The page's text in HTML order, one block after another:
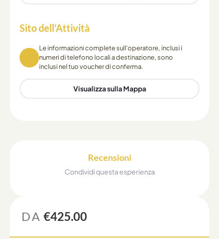
Sito dell'Attività
Le informazioni complete sull'operatore, inclusi i
numeri di telefono locali a destinazione, sono
inclusi nel tuo voucher di conferma.
Visualizza sulla Mappa
Recensioni
Condividi questa esperienza
DA €425.00